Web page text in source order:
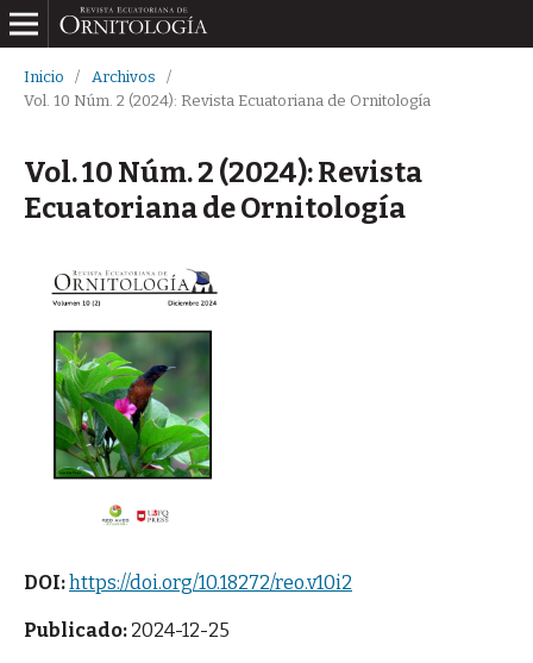
Inicio / Archivos
/
Vol. 10 Núm. 2 (2024): Revista Ecuatoriana de Ornitología
Vol. 10 Núm. 2 (2024): Revista
Ecuatoriana de Ornitología
DOI:https://doi.org/10.18272/reo.v10i2
Publicado: 2024-12-25